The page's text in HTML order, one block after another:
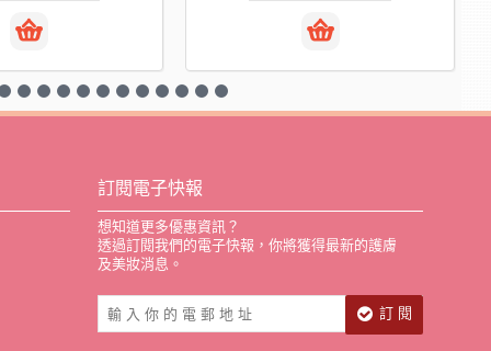
訂閱電子快報
想知道更多優惠資訊？
透過訂閱我們的電子快報，你將獲得最新的護膚
及美妝消息。
訂 閱